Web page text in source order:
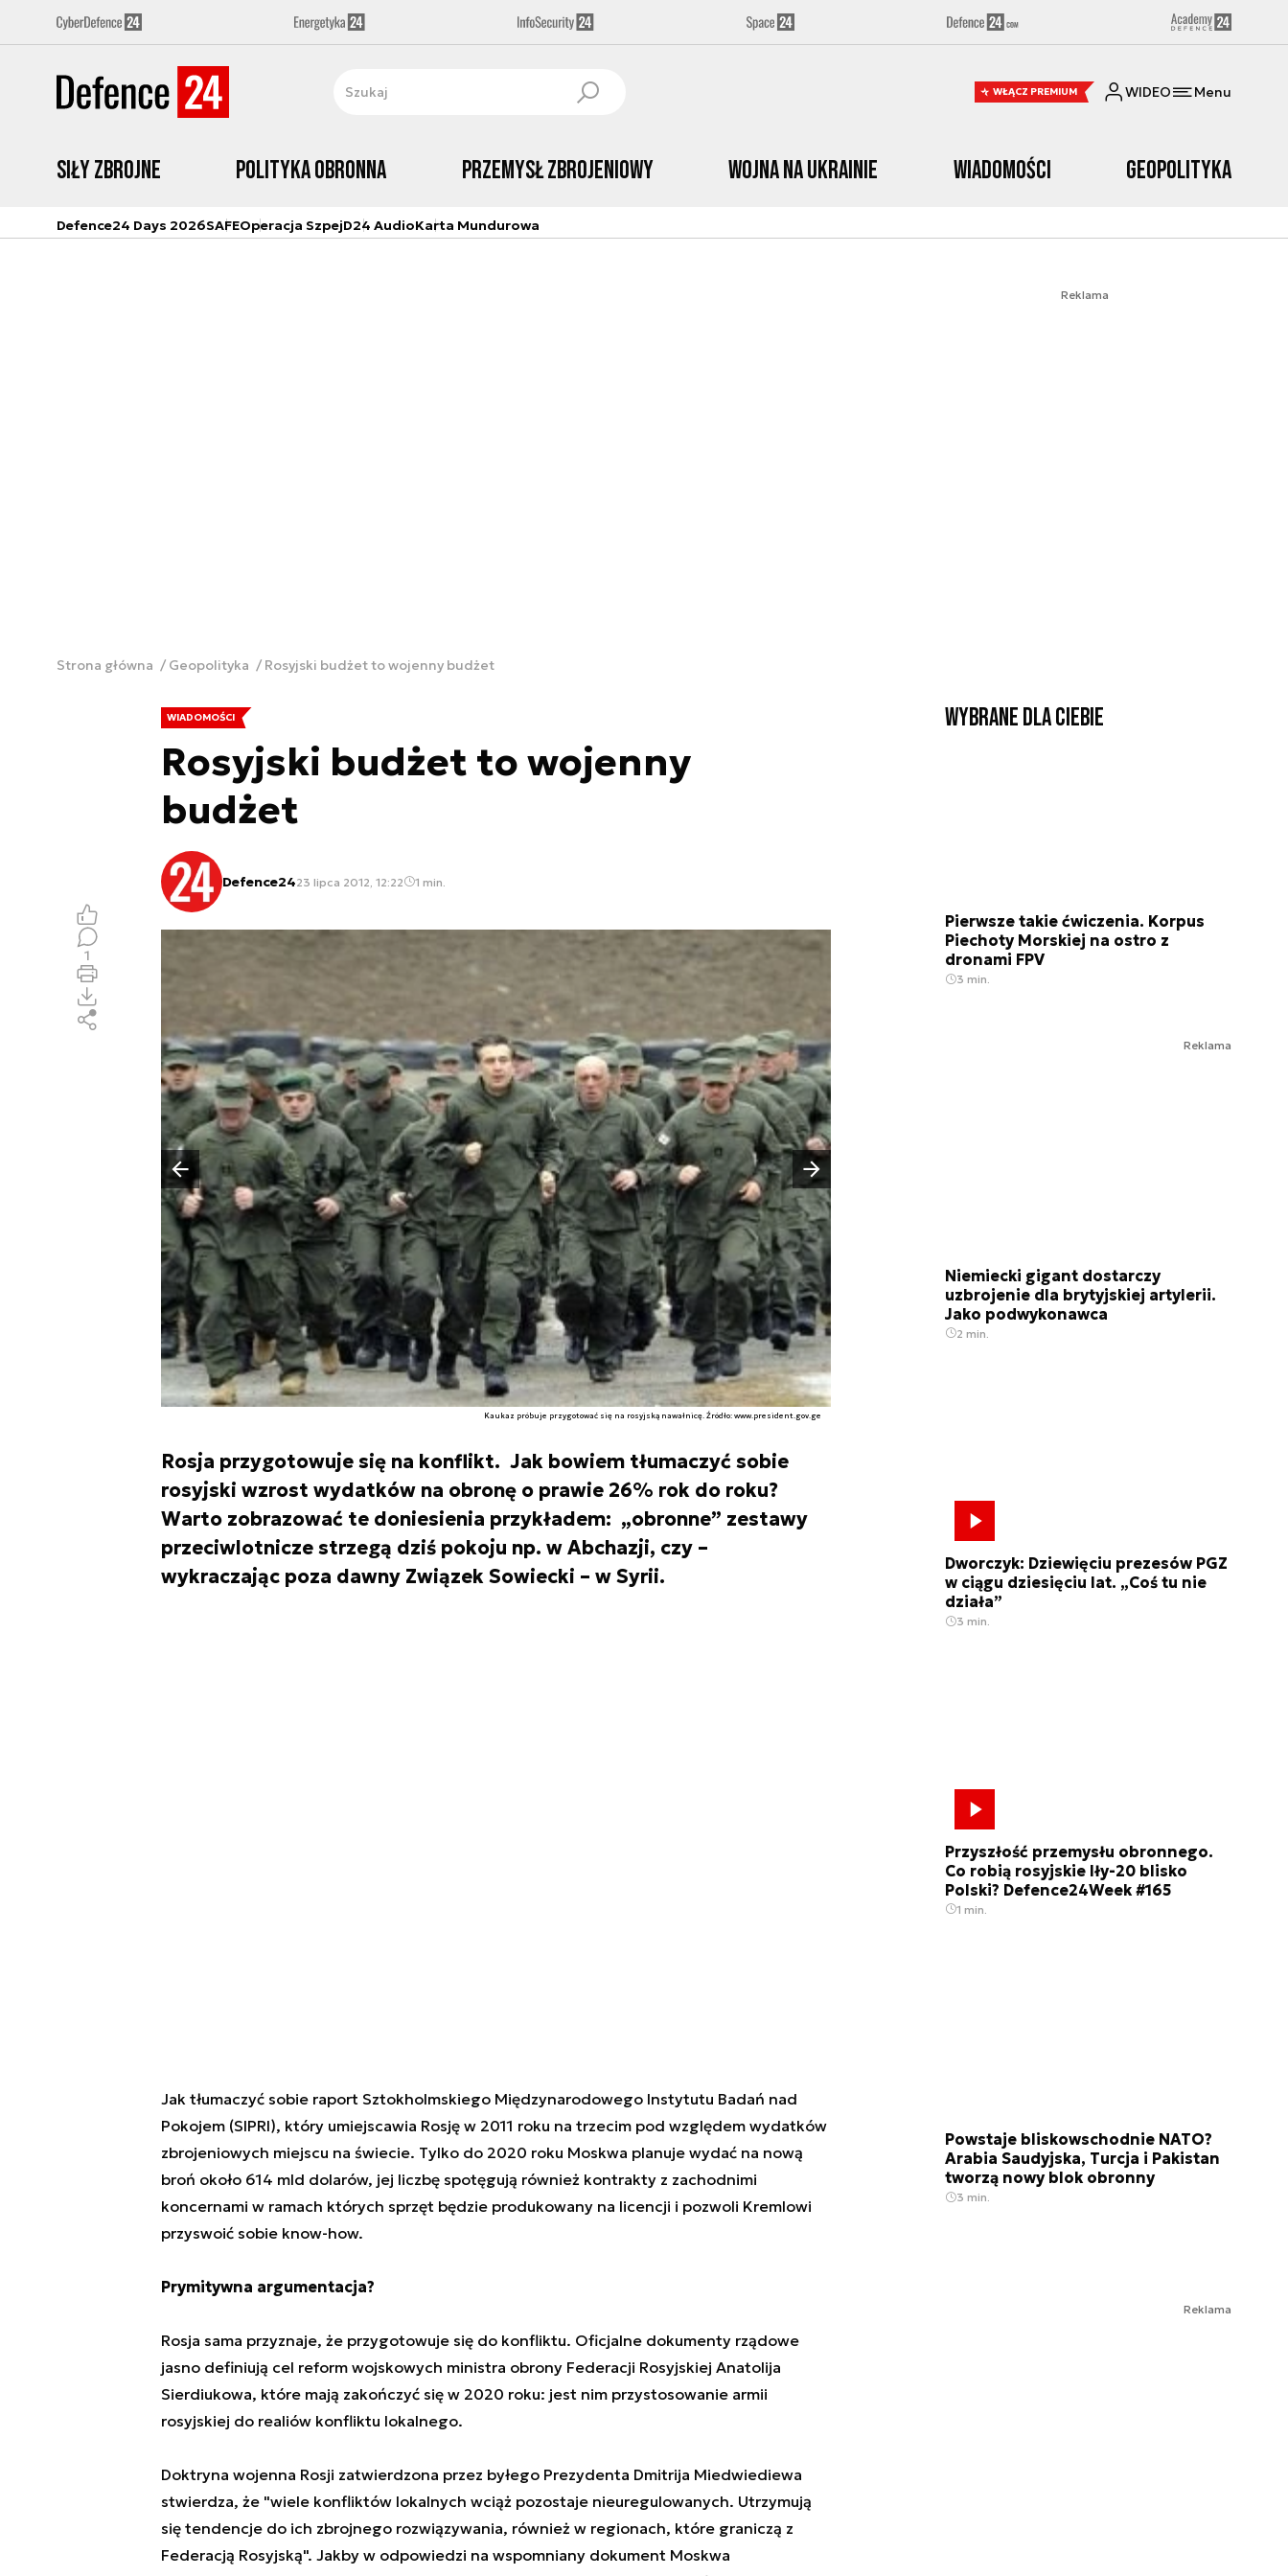
WŁĄCZ PREMIUM WIDEO Menu
Siły zbrojne Polityka obronna Przemysł Zbrojeniowy Wojna na Ukrainie Wiadomości Geopolityka
Defence24 Days 2026SAFEOperacja SzpejD24 AudioKarta Mundurowa
Reklama
Strona główna Geopolityka Rosyjski budżet to wojenny budżet
WIADOMOŚCI
Rosyjski budżet to wojenny
budżet
Defence2423 lipca 2012, 12:22 1 min.
Kaukaz próbuje przygotować się na rosyjską nawałnicę. Źródło: www.president.gov.ge
Poprzedni slajd
Następny slajd
Rosja przygotowuje się na konflikt. Jak bowiem tłumaczyć sobie
rosyjski wzrost wydatków na obronę o prawie 26% rok do roku?
Warto zobrazować te doniesienia przykładem: „obronne” zestawy
przeciwlotnicze strzegą dziś pokoju np. w Abchazji, czy –
wykraczając poza dawny Związek Sowiecki – w Syrii.
1
Jak tłumaczyć sobie raport Sztokholmskiego Międzynarodowego Instytutu Badań nad
Pokojem (SIPRI), który umiejscawia Rosję w 2011 roku na trzecim pod względem wydatków
zbrojeniowych miejscu na świecie. Tylko do 2020 roku Moskwa planuje wydać na nową
broń około 614 mld dolarów, jej liczbę spotęgują również kontrakty z zachodnimi
koncernami w ramach których sprzęt będzie produkowany na licencji i pozwoli Kremlowi
przyswoić sobie know-how.
Prymitywna argumentacja?
Rosja sama przyznaje, że przygotowuje się do konfliktu. Oficjalne dokumenty rządowe
jasno definiują cel reform wojskowych ministra obrony Federacji Rosyjskiej Anatolija
Sierdiukowa, które mają zakończyć się w 2020 roku: jest nim przystosowanie armii
rosyjskiej do realiów konfliktu lokalnego.
Doktryna wojenna Rosji zatwierdzona przez byłego Prezydenta Dmitrija Miedwiediewa
stwierdza, że "wiele konfliktów lokalnych wciąż pozostaje nieuregulowanych. Utrzymują
się tendencje do ich zbrojnego rozwiązywania, również w regionach, które graniczą z
Federacją Rosyjską". Jakby w odpowiedzi na wspomniany dokument Moskwa
Wybrane dla Ciebie
Pierwsze takie ćwiczenia. Korpus
Piechoty Morskiej na ostro z
dronami FPV
3 min.
Reklama
Niemiecki gigant dostarczy
uzbrojenie dla brytyjskiej artylerii.
Jako podwykonawca
2 min.
Dworczyk: Dziewięciu prezesów PGZ
w ciągu dziesięciu lat. „Coś tu nie
działa”
3 min.
Przyszłość przemysłu obronnego.
Co robią rosyjskie Iły-20 blisko
Polski? Defence24Week #165
1 min.
Powstaje bliskowschodnie NATO?
Arabia Saudyjska, Turcja i Pakistan
tworzą nowy blok obronny
3 min.
Reklama